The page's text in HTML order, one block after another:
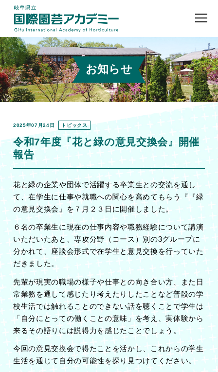
お知らせ
2025年07月24日 トピックス
令和7年度『花と緑の意見交換会』開催
報告
花と緑の企業や団体で活躍する卒業生との交流を通し
て、在学生に仕事や就職への関心を高めてもらう『『緑
の意見交換会』を７月２３日に開催しました。
６名の卒業生に現在の仕事内容や職務経験について講演
いただいたあと、専攻分野（コース）別の3グループに
分かれて、座談会形式で在学生と意見交換を行っていた
だきました。
先輩が現実の職場の様子や仕事との向き合い方、また日
常業務を通して感じたり考えたりしたことなど普段の学
校生活では触れることのできない話を聴くことで学生は
「自分にとっての働くことの意味」を考え、実体験から
来るその語りには説得力を感じたことでしょう。
今回の意見交換会で得たことを活かし、これからの学生
生活を通じて自分の可能性を探り見つけてください。